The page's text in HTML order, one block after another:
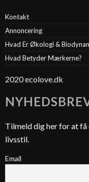
Kontakt
Annoncering
Hvad Er Økologi &
Hvad Betyder Mærkerne?
2020 ecolove.dk
Tilmeld dig her for at få
livsstil.
Email